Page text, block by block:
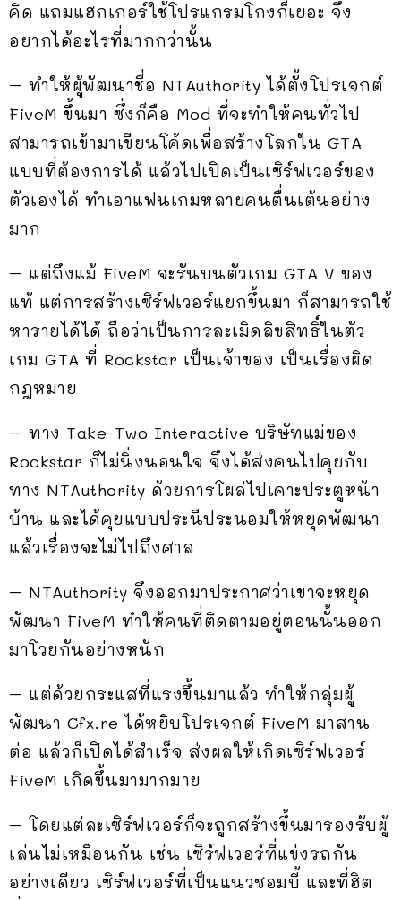
คิด แถมแฮกเกอร์ใช้โปรแกรมโกงก็เยอะ จึง
อยากได้อะไรที่มากกว่านั้น
– ทำให้ผู้พัฒนาชื่อ NTAuthority ได้ตั้งโปรเจกต์
FiveM ขึ้นมา ซึ่งก็คือ Mod ที่จะทำให้คนทั่วไป
สามารถเข้ามาเขียนโค้ดเพื่อสร้างโลกใน GTA
แบบที่ต้องการได้ แล้วไปเปิดเป็นเซิร์ฟเวอร์ของ
ตัวเองได้ ทำเอาแฟนเกมหลายคนตื่นเต้นอย่าง
มาก
– แต่ถึงแม้ FiveM จะรันบนตัวเกม GTA V ของ
แท้ แต่การสร้างเซิร์ฟเวอร์แยกขึ้นมา ก็สามารถใช้
หารายได้ได้ ถือว่าเป็นการละเมิดลิขสิทธิ์ในตัว
เกม GTA ที่ Rockstar เป็นเจ้าของ เป็นเรื่องผิด
กฎหมาย
– ทาง Take-Two Interactive บริษัทแม่ของ
Rockstar ก็ไม่นิ่งนอนใจ จึงได้ส่งคนไปคุยกับ
ทาง NTAuthority ด้วยการโผล่ไปเคาะประตูหน้า
บ้าน และได้คุยแบบประนีประนอมให้หยุดพัฒนา
แล้วเรื่องจะไม่ไปถึงศาล
– NTAuthority จึงออกมาประกาศว่าเขาจะหยุด
พัฒนา FiveM ทำให้คนที่ติดตามอยู่ตอนนั้นออก
มาโวยกันอย่างหนัก
– แต่ด้วยกระแสที่แรงขึ้นมาแล้ว ทำให้กลุ่มผู้
พัฒนา Cfx.re ได้หยิบโปรเจกต์ FiveM มาสาน
ต่อ แล้วก็เปิดได้สำเร็จ ส่งผลให้เกิดเซิร์ฟเวอร์
FiveM เกิดขึ้นมามากมาย
– โดยแต่ละเซิร์ฟเวอร์ก็จะถูกสร้างขึ้นมารองรับผู้
เล่นไม่เหมือนกัน เช่น เซิร์ฟเวอร์ที่แข่งรถกัน
อย่างเดียว เซิร์ฟเวอร์ที่เป็นแนวซอมบี้ และที่ฮิต